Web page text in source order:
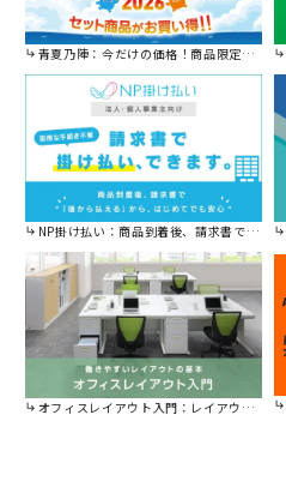
青夏乃陣：今だけの価格！商品限定セール開催中です。
NP掛け払い：商品到着後、請求書で後から払えます。
オフィスレイアウト入門：レイアウトの基本をご紹介。